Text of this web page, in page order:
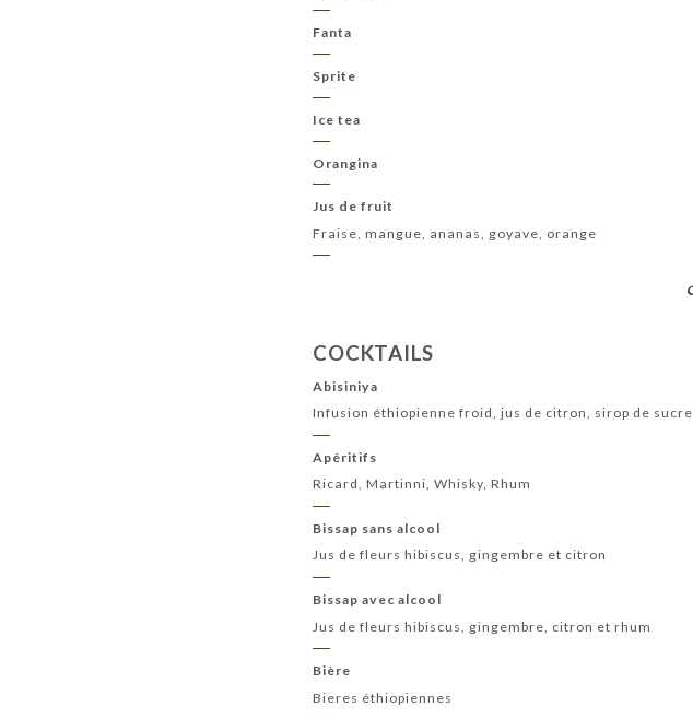
Fanta
Sprite
Ice tea
Orangina
Jus de fruit
Fraise, mangue, ananas, goyave, orange
COCKTAILS
Abisiniya
Infusion éthiopienne froid, jus de citron, sirop de sucre
Apéritifs
Ricard, Martinni, Whisky, Rhum
Bissap sans alcool
Jus de fleurs hibiscus, gingembre et citron
Bissap avec alcool
Jus de fleurs hibiscus, gingembre, citron et rhum
Bière
Bieres éthiopiennes